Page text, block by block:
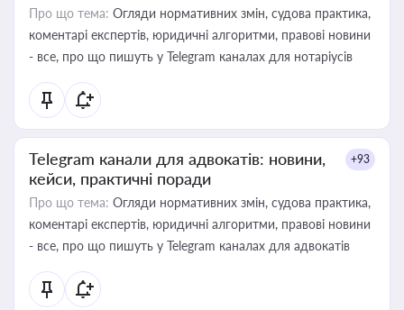
Про що тема: Огляди нормативних змін, судова практика,
коментарі експертів, юридичні алгоритми, правові новини
- все, про що пишуть у Telegram каналах для нотаріусів
Telegram канали для адвокатів: новини,
кейси, практичні поради
+93
Про що тема: Огляди нормативних змін, судова практика,
коментарі експертів, юридичні алгоритми, правові новини
- все, про що пишуть у Telegram каналах для адвокатів